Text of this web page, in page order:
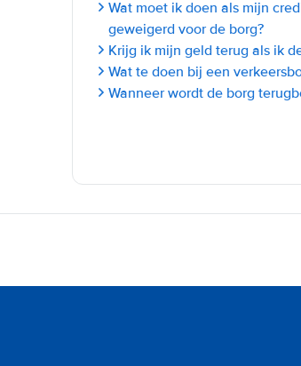
Wat moet ik doen als mijn
geweigerd voor de borg?
Krijg ik mijn geld terug als ik
Wat te doen bij een
Wanneer wordt de borg